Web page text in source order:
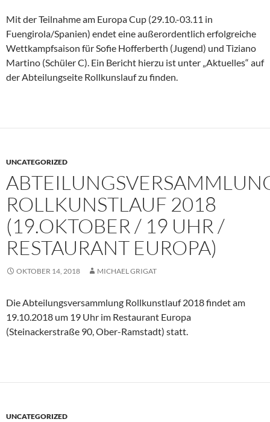
Mit der Teilnahme am Europa Cup (29.10.-03.11 in
Fuengirola/Spanien) endet eine außerordentlich erfolgreiche
Wettkampfsaison für Sofie Hofferberth (Jugend) und Tiziano
Martino (Schüler C). Ein Bericht hierzu ist unter „Aktuelles“ auf
der Abteilungseite Rollkunslauf zu finden.
UNCATEGORIZED
ROLLKUNSTLAUF 2018
(19.OKTOBER / 19 UHR /
RESTAURANT EUROPA)
OKTOBER 14, 2018 MICHAEL GRIGAT
Die Abteilungsversammlung Rollkunstlauf 2018 findet am
19.10.2018 um 19 Uhr im Restaurant Europa
(Steinackerstraße 90, Ober-Ramstadt) statt.
UNCATEGORIZED